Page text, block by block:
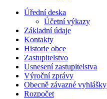
Úřední deska
Účetní výkazy
Základní údaje
Kontakty
Historie obce
Zastupitelstvo
Usnesení zastupitelstva
Výroční zprávy
Obecně závazné vyhlášky
Rozpočet